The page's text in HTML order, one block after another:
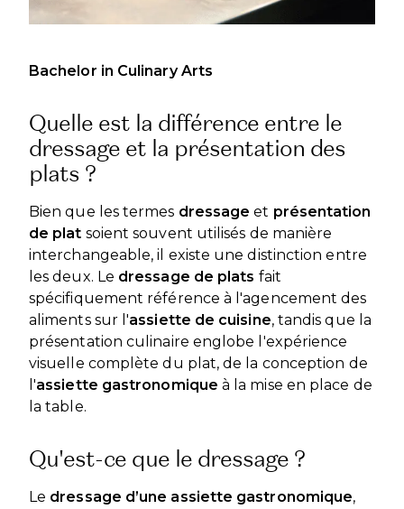
Bachelor in Culinary Arts
Quelle est la différence entre le
dressage et la présentation des
plats ?
Bien que les termes dressageet présentation
de plat soient souvent utilisés de manière
interchangeable, il existe une distinction entre
les deux. Le dressage de plats fait
spécifiquement référence à l'agencement des
aliments sur l'assiette de cuisine, tandis que la
présentation culinaire englobe l'expérience
visuelle complète du plat, de la conception de
l'assiette gastronomique à la mise en place de
la table.
Qu'est-ce que le dressage ?
Le dressage d’une assiette gastronomique,